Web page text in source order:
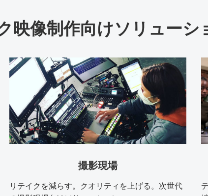
映像制作向けソリューシ
撮影現場
リテイクを減らす。クオリティを上げる。次世代